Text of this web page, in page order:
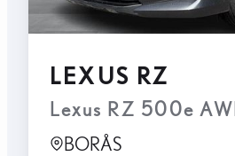
LEXUS RZ
Lexus RZ 500e
BORÅS